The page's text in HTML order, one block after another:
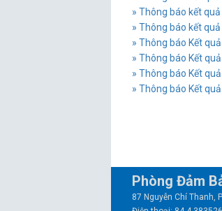
» Thông báo kết
» Thông báo kết
» Thông báo Kết
» Thông báo Kết
» Thông báo Kết
» Thông báo Kết
Phòng Đảm
87 Nguyễn Chí Thanh,